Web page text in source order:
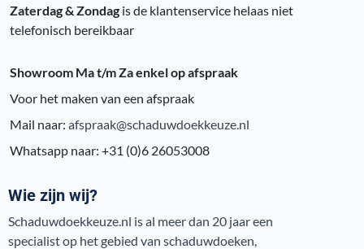
Zaterdag & Zondag is de klantenservice helaas niet
telefonisch bereikbaar
Showroom Ma t/m Za enkel op afspraak
Voor het maken van een afspraak
Mail naar: afspraak@schaduwdoekkeuze.nl
Whatsapp naar: +31 (0)6 26053008
Wie zijn wij?
Schaduwdoekkeuze.nl is al meer dan 20 jaar een
specialist op het gebied van schaduwdoeken,